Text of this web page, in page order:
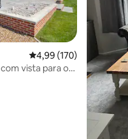
4,99 de uma avaliação
4,99 (170)
vista para o